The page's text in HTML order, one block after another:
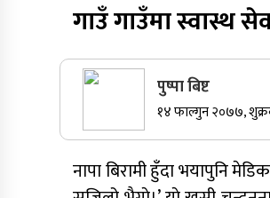
जुम्लाबाट सुर्खेत र
१८० कार्टुन स्याउ
सुर्खेतमा जिप
कर्णालीमा
राजीनामा
गाउँ गाउँमा स्वास्थ
पुष्पा बिष्ट
१४ फाल्गुन २०७७,
नापा बिरामी हुँदा भयापुनि